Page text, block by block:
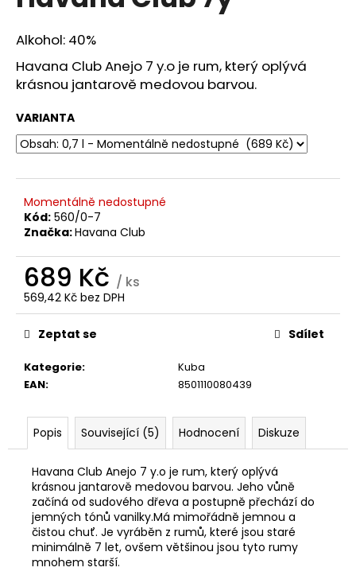
z
5
hvězdiček.
Alkohol: 40%
Havana Club Anejo 7 y.o je rum, který oplývá
krásnou jantarově medovou barvou.
VARIANTA
Momentálně nedostupné
Kód: 560/0-7
Značka:Havana Club
689 Kč / ks
569,42 Kč bez DPH
Měrná
cena:
Kategorie:
Kuba
EAN: 8501110080439
Zeptat se Sdílet
Popis Související (5) Hodnocení Diskuze
Havana Club Anejo 7 y.o je rum, který oplývá
krásnou jantarově medovou barvou. Jeho vůně
začíná od sudového dřeva a postupně přechází do
jemných tónů vanilky.Má mimořádně jemnou a
čistou chuť. Je vyráběn z rumů, které jsou staré
minimálně 7 let, ovšem většinou jsou tyto rumy
mnohem starší.
j
í
t
HLEDAT
D
o
p
o
u
č
u
e
JIMADOR
PALOMA
BOX
299